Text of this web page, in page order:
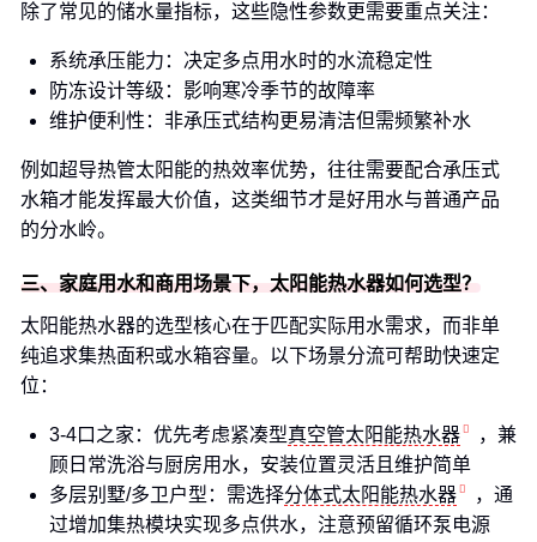
除了常见的储水量指标，这些隐性参数更需要重点关注：
系统承压能力：决定多点用水时的水流稳定性
防冻设计等级：影响寒冷季节的故障率
维护便利性：非承压式结构更易清洁但需频繁补水
例如超导热管太阳能的热效率优势，往往需要配合承压式
水箱才能发挥最大价值，这类细节才是好用水与普通产品
的分水岭。
三、家庭用水和商用场景下，太阳能热水器如何选型？
太阳能热水器的选型核心在于匹配实际用水需求，而非单
纯追求集热面积或水箱容量。以下场景分流可帮助快速定
位：
3-4口之家：优先考虑紧凑型真空管太阳能热水器
，兼
顾日常洗浴与厨房用水，安装位置灵活且维护简单
多层别墅/多卫户型：需选择分体式太阳能热水器
，通
过增加集热模块实现多点供水，注意预留循环泵电源